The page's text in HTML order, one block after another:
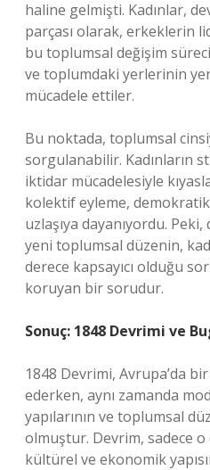
haline gelmişti. Kadınlar,
parçası olarak, erkeklerin
bu toplumsal değişim
ve toplumdaki yerlerinin
mücadele ettiler.
Bu noktada, toplumsal
sorgulanabilir. Kadınların
iktidar mücadelesiyle
kolektif eyleme,
uzlaşıya dayanıyordu.
yeni toplumsal düzenin,
derece kapsayıcı olduğu
koruyan bir sorudur.
Sonuç: 1848 Devrimi ve
1848 Devrimi, Avrupa’da
ederken, aynı zamanda
yapılarının ve toplumsal
olmuştur. Devrim, sadece
kültürel ve ekonomik